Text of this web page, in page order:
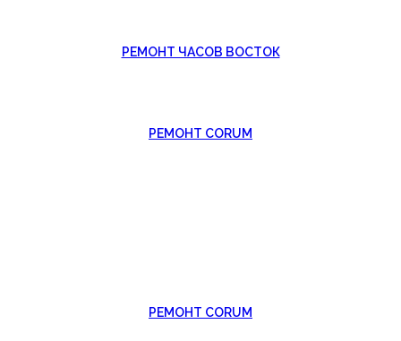
РЕМОНТ ЧАСОВ ВОСТОК
РЕМОНТ CORUM
РЕМОНТ CORUM